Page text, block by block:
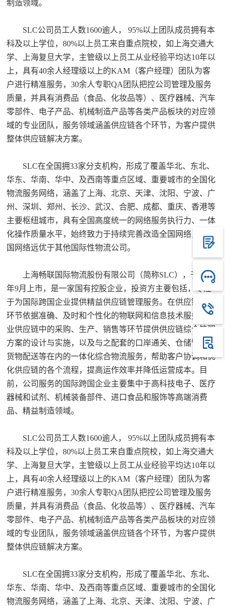
制造领域。
SLC公司员工人数1600逾人， 95%以上团队成员拥有本
科及以上学位，80%以上员工来自重点院校，如上海交通大
学、上海复旦大学，主管级以上员工从业经验平均达10年以
上，具有40余人经理级以上的KAM（客户经理）团队为客
户进行精准服务，30余人专职QA团队把控公司管理及服务
质量，并具有消费品（食品、化妆品等）、医疗器械、汽车
零部件、电子产品、机械制造产品等各类产品板块的对应领
域的专业团队，服务领域涵盖供应链各个环节，为客户提供
整体供应链解决方案。
SLC在全国拥33家分支机构，形成了覆盖华北、东北、
华东、华南、华中、及西南等重点区域、重要城市的全国化
物流服务网络，涵盖了上海、北京、天津、沈阳、宁波、广
州、深圳、郑州、长沙、武汉、合肥、成都、重庆、香港等
主要枢纽城市，具有全国高度统一的网络服务执行力、一体
化操作质量水平，始终致力于持续完善改造全国网络，在中
国网络远优于其他国际性物流公司。
上海畅联国际物流股份有限公司（简称SLC），于2017
年9月上市，是一家国有控股企业，投资方主要包括，专注
于为国际跨国企业提供精益供应链管理服务。在供应链中各
环节依据准确、及时和个性化的物联网和信息技术服务为企
业供应链中的采购、生产、销售等环节提供供应链综合管理
方案的设计与实施，以及与之配套的口岸通关、仓储管理、
货物配送等在内的一体化综合物流服务，帮助客户协调和优
化供应链的各个流程，提高运作效率并降低运营成本。目
前，公司服务的国际跨国企业主要集中于高科技电子、医疗
器械和试剂、机械装备部件、进口食品和服饰等高端消费
品、精益制造领域。
SLC公司员工人数1600逾人， 95%以上团队成员拥有本
科及以上学位，80%以上员工来自重点院校，如上海交通大
学、上海复旦大学，主管级以上员工从业经验平均达10年以
上，具有40余人经理级以上的KAM（客户经理）团队为客
户进行精准服务，30余人专职QA团队把控公司管理及服务
质量，并具有消费品（食品、化妆品等）、医疗器械、汽车
零部件、电子产品、机械制造产品等各类产品板块的对应领
域的专业团队，服务领域涵盖供应链各个环节，为客户提供
整体供应链解决方案。
SLC在全国拥33家分支机构，形成了覆盖华北、东北、
华东、华南、华中、及西南等重点区域、重要城市的全国化
物流服务网络，涵盖了上海、北京、天津、沈阳、宁波、广